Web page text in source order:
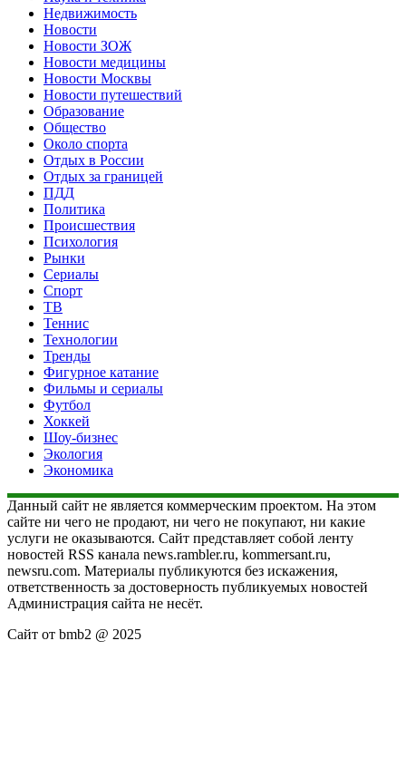
Недвижимость
Новости
Новости ЗОЖ
Новости медицины
Новости Москвы
Новости путешествий
Образование
Общество
Около спорта
Отдых в России
Отдых за границей
ПДД
Политика
Происшествия
Психология
Рынки
Сериалы
Спорт
ТВ
Теннис
Технологии
Тренды
Фигурное катание
Фильмы и сериалы
Футбол
Хоккей
Шоу-бизнес
Экология
Экономика
Данный сайт не является коммерческим проектом. На этом
сайте ни чего не продают, ни чего не покупают, ни какие
услуги не оказываются. Сайт представляет собой ленту
новостей RSS канала news.rambler.ru, kommersant.ru,
newsru.com. Материалы публикуются без искажения,
ответственность за достоверность публикуемых новостей
Администрация сайта не несёт.
Сайт от bmb2 @ 2025